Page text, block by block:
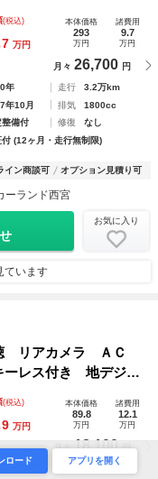
セグ地デジＴＶ Ｅ
ー メモリーナビゲ
(税込)
7 万円
本体価格
293
万円
諸費用
9.7
万円
月々 26,700 円
年 走行
3.2万km
年10月 排気
1800cc
整備付 修復
なし
付 (12ヶ月・走行無制限)
イン商談可 オプション見積り可
ーランド西宮
お気に入り
ています
リアカメラ ＡＣ
レス付き 地デジＴ
滑り防止システム
ック
(税込)
9 万円
本体価格
89.8
万円
諸費用
12.1
万円
月々18,100円
年 2.2万km
ロード アプリを開く